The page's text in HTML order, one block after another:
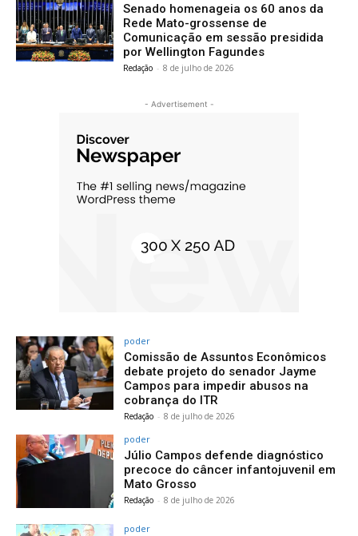
Senado homenageia os 60 anos da
Rede Mato-grossense de
Comunicação em sessão presidida
por Wellington Fagundes
Redação - 8 de julho de 2026
- Advertisement -
poder
Comissão de Assuntos Econômicos
debate projeto do senador Jayme
Campos para impedir abusos na
cobrança do ITR
Redação - 8 de julho de 2026
poder
Júlio Campos defende diagnóstico
precoce do câncer infantojuvenil em
Mato Grosso
Redação - 8 de julho de 2026
poder